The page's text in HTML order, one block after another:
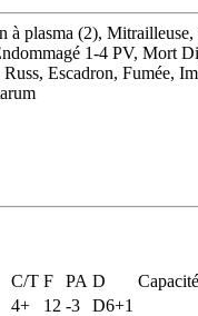
à plasma (2),
1-4 PV, Mort
Escadron, Fumée,
C/T F PA D
4+ 12 -3
D6+1